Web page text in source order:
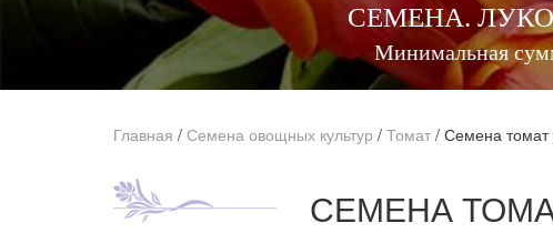
СЕМЕНА.
Минимальная
Главная / Семена овощных культур / Томат / Семена
СЕМЕНА